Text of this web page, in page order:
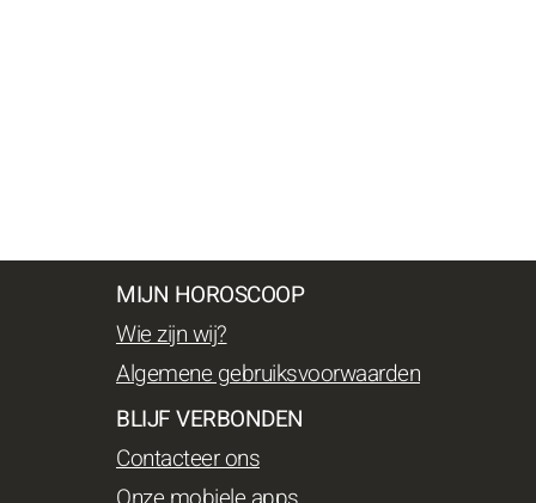
MIJN HOROSCOOP
Wie zijn wij?
Algemene gebruiksvoorwaarden
BLIJF VERBONDEN
Contacteer ons